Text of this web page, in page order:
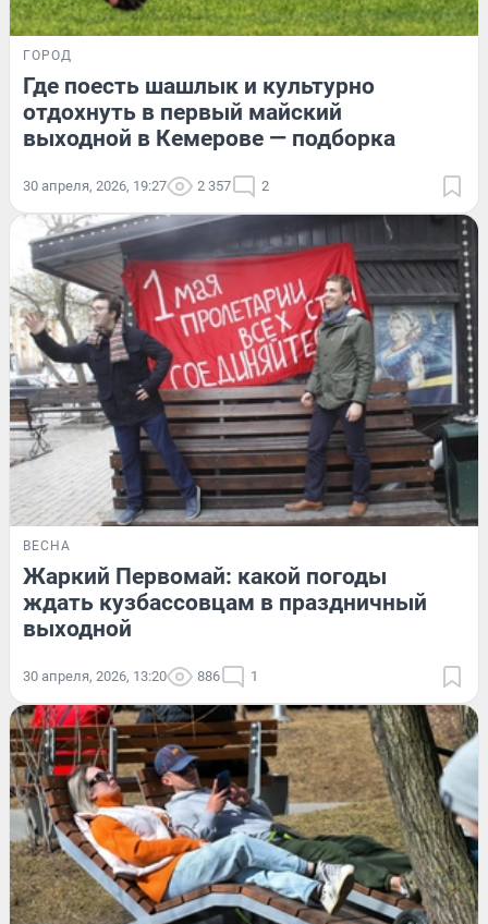
ГОРОД
Где поесть шашлык и культурно
отдохнуть в первый майский
выходной в Кемерове — подборка
30 апреля, 2026, 19:27 2 357 2
ВЕСНА
Жаркий Первомай: какой погоды
ждать кузбассовцам в праздничный
выходной
30 апреля, 2026, 13:20 886 1